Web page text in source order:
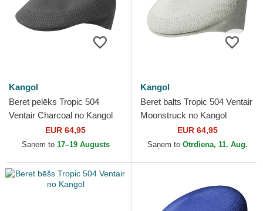
Kangol
Beret pelēks Tropic 504
Ventair Charcoal no Kangol
EUR 64,95
Saņem to 17–19 Augusts
Kangol
Beret balts Tropic 504 Ventair
Moonstruck no Kangol
EUR 64,95
Saņem to Otrdiena, 11. Aug.